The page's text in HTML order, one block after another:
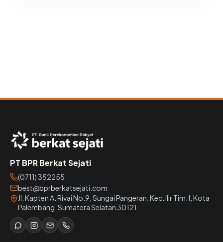
PT BPR Berkat Sejati
(0711) 352255
best@bprberkatsejati.com
Jl. Kapten A. Rivai No.9, Sungai Pangeran, Kec. Ilir Tim. I, Kota
Palembang, Sumatera Selatan 30121